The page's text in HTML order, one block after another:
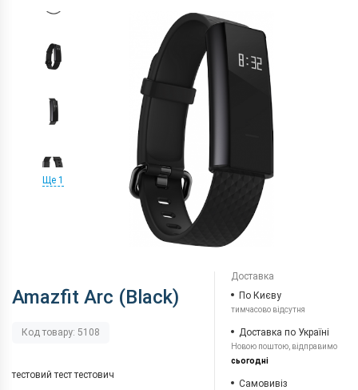
Ще 1
Amazfit Arc (Black)
Код товару: 5108
тестовий тест тестович
Доставка
По Києву
тимчасово відсутня
Доставка по Україні
Новою поштою, відправимо
сьогодні
Самовивіз